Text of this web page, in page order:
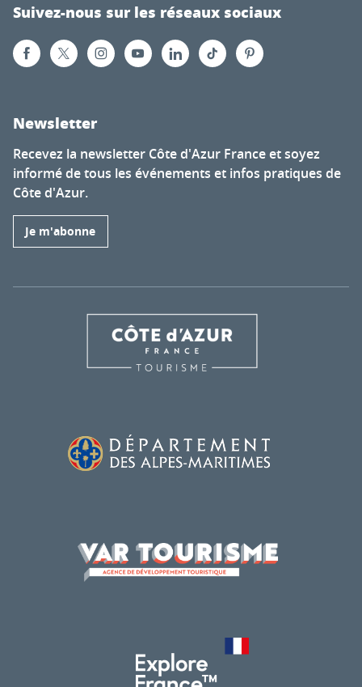
Suivez-nous sur les réseaux sociaux
Newsletter
Recevez la newsletter Côte d'Azur France et soyez
informé de tous les événements et infos pratiques de
Côte d'Azur.
Je m'abonne